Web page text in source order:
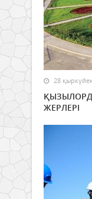
28
ЖЕРЛЕРІ